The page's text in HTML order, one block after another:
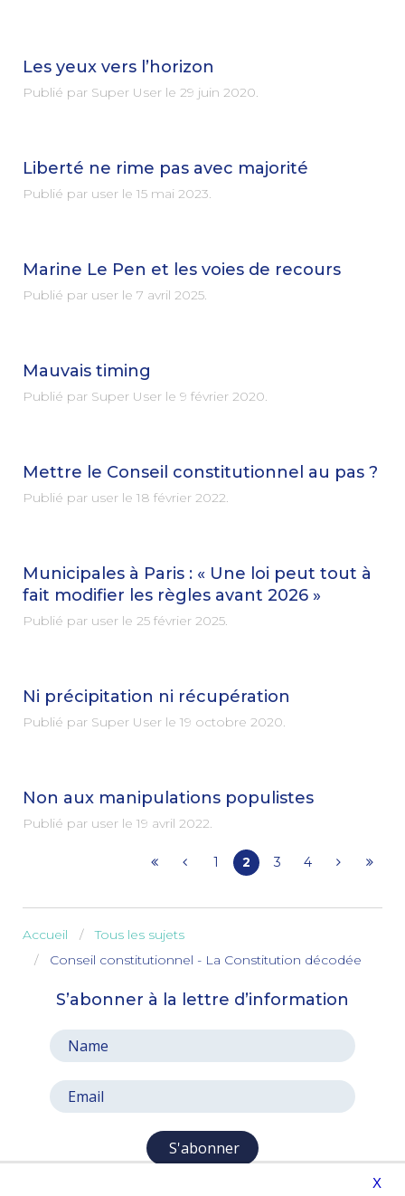
Les yeux vers l’horizon
Publié par Super User le 29 juin 2020.
Liberté ne rime pas avec majorité
Publié par user le 15 mai 2023.
Marine Le Pen et les voies de recours
Publié par user le 7 avril 2025.
Mauvais timing
Publié par Super User le 9 février 2020.
Mettre le Conseil constitutionnel au pas ?
Publié par user le 18 février 2022.
Municipales à Paris : « Une loi peut tout à
fait modifier les règles avant 2026 »
Publié par user le 25 février 2025.
Ni précipitation ni récupération
Publié par Super User le 19 octobre 2020.
Non aux manipulations populistes
Publié par user le 19 avril 2022.
1 2 3 4
Accueil
Tous les sujets
Conseil constitutionnel - La Constitution décodée
S’abonner à la lettre d’information
S'abonner
X